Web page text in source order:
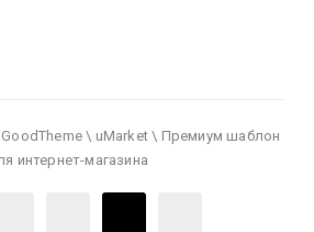
GoodTheme \ uMarket \ Премиум шаблон
интернет-магазина